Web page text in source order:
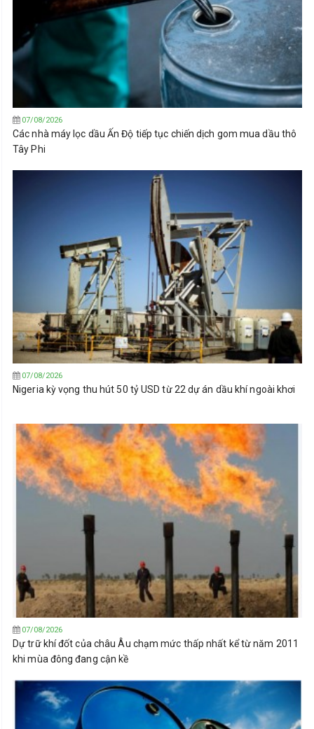
07/08/2026
Các nhà máy lọc dầu Ấn Độ tiếp tục chiến dịch gom mua dầu thô
Tây Phi
07/08/2026
Nigeria kỳ vọng thu hút 50 tỷ USD từ 22 dự án dầu khí ngoài khơi
07/08/2026
Dự trữ khí đốt của châu Âu chạm mức thấp nhất kể từ năm 2011
khi mùa đông đang cận kề